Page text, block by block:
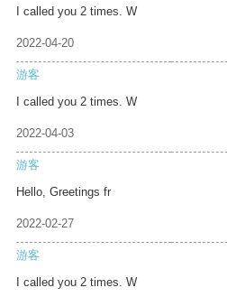
I called you 2 times. W
2022-04-20
游客
I called you 2 times. W
2022-04-03
游客
Hello, Greetings fr
2022-02-27
游客
I called you 2 times. W